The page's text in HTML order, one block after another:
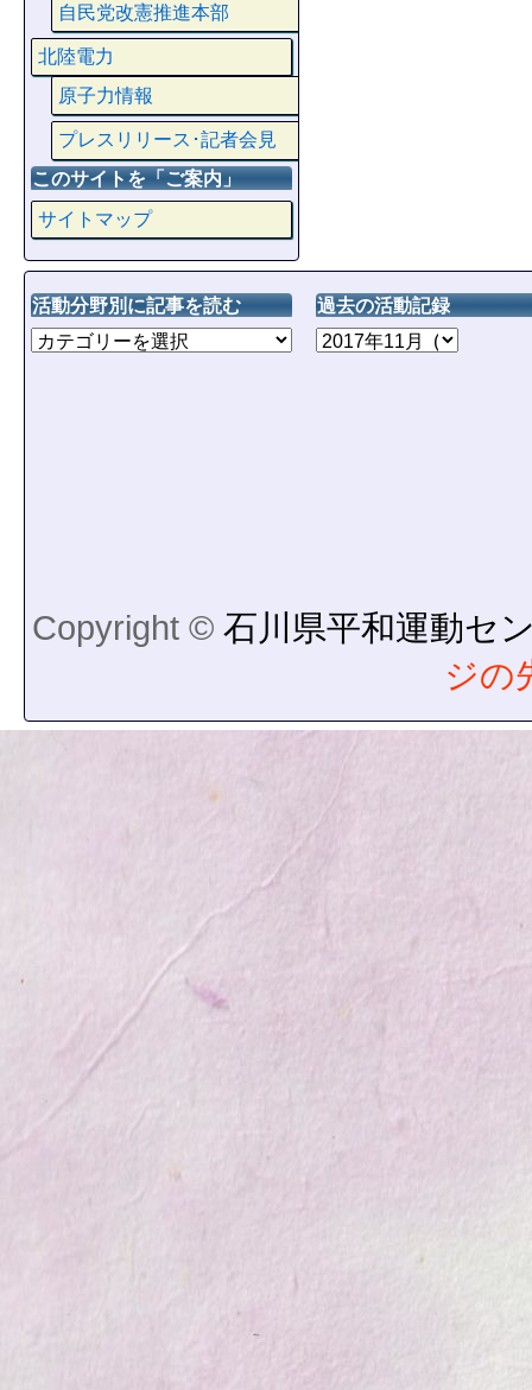
自民党改憲推進本部
北陸電力
原子力情報
プレスリリース･記者会見
このサイトを「ご案内」
サイトマップ
活動分野別に記事を読む 過去の活動記録
Copyright © 石川県平和運動セ
ジの